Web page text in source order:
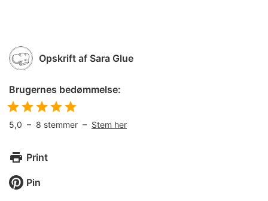
Opskrift af Sara Glue
Brugernes bedømmelse:
5,0 – 8 stemmer – Stem her
Print
Pin